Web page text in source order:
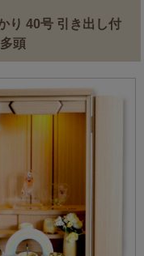
り 40号 引き出し付
頭